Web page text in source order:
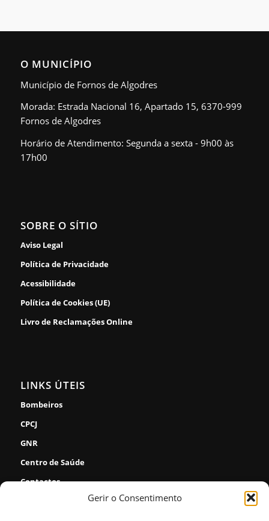
Gerir o Consentimento
O MUNICÍPIO
Município de Fornos de Algodres
Morada: Estrada Nacional 16, Apartado 15, 6370-999
Fornos de Algodres
Horário de Atendimento: Segunda a sexta - 9h00 às
17h00
SOBRE O SÍTIO
Aviso Legal
Política de Privacidade
Acessibilidade
Política de Cookies (UE)
Livro de Reclamações Online
LINKS ÚTEIS
Bombeiros
CPCJ
GNR
Centro de Saúde
Contactos